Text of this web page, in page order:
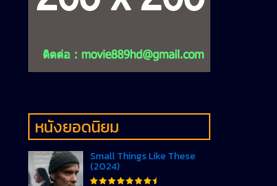
หนังยอดนิยม
Small Things Like These
(2024)